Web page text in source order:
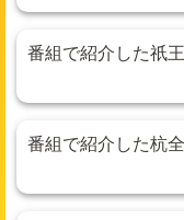
番組で紹介した祇
番組で紹介した杭